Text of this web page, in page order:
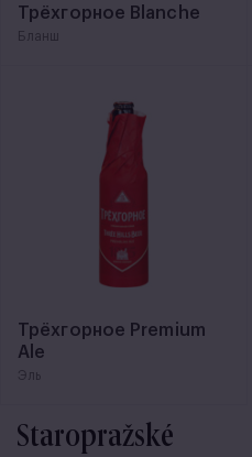
Трёхгорное Blanche
Бланш
Трёхгорное Premium
Ale
Эль
Staropražské